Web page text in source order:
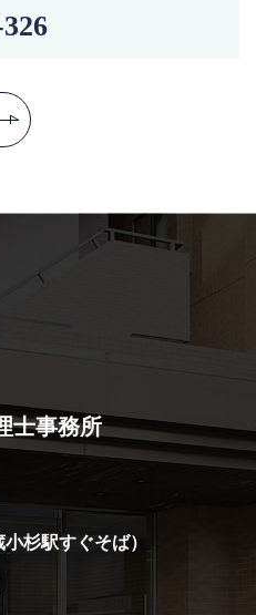
士事務所
杉駅すぐそば）